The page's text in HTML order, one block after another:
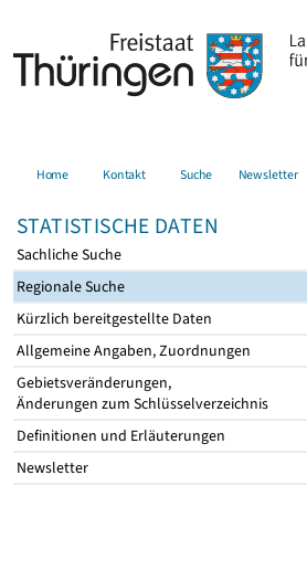
Home Kontakt Suche Newsletter
STATISTISCHE DATEN
Sachliche Suche
Regionale Suche
Kürzlich bereitgestellte Daten
Allgemeine Angaben, Zuordnungen
Gebietsveränderungen,
Änderungen zum Schlüsselverzeichnis
Definitionen und Erläuterungen
Newsletter